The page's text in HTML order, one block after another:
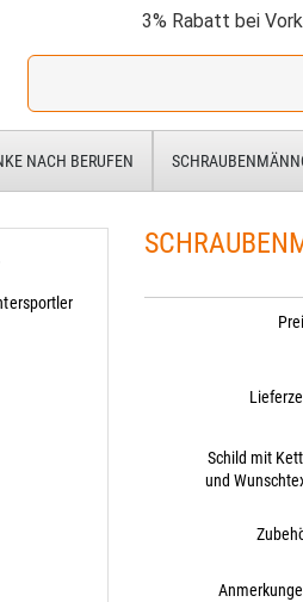
3% Rabatt bei
Ich
für:
NACH BERUFEN
Schild mit
und